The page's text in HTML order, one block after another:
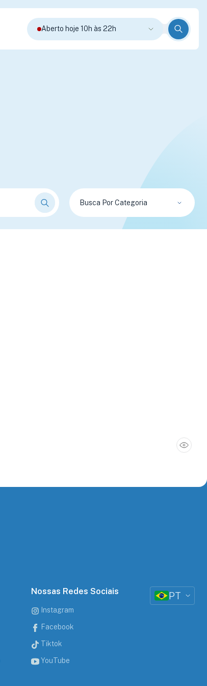
Aberto hoje 10h às 22h
Busca Por Categoria
Nossas Redes Sociais
Instagram
Facebook
Tiktok
YouTube
PT